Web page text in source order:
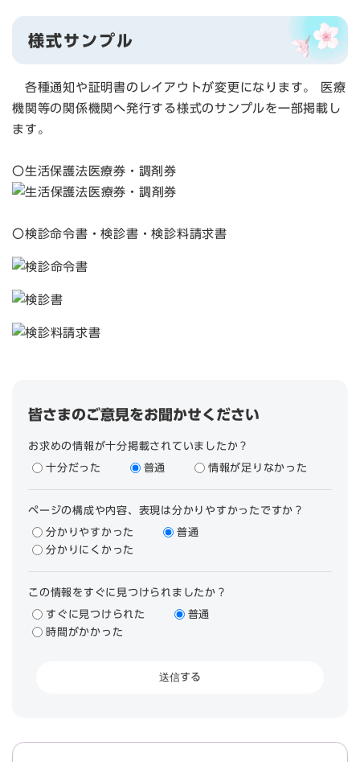
様式サンプル
各種通知や証明書のレイアウトが変更になります。 医療
機関等の関係機関へ発行する様式のサンプルを一部掲載し
ます。
〇生活保護法医療券・調剤券​
〇検診命令書・検診書・検診料請求書
皆さまのご意見をお聞かせください
お求めの情報が十分掲載されていましたか？
十分だった 普通 情報が足りなかった
ページの構成や内容、表現は分かりやすかったですか？
分かりやすかった
普通
分かりにくかった
この情報をすぐに見つけられましたか？
すぐに見つけられた
普通
時間がかかった